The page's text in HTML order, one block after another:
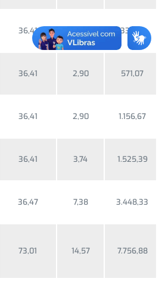
36,41 2,90 332,51
36,41 2,90 571,07
36,41 2,90 1.156,67
36,41 3,74 1.525,39
36,47 7,38 3.448,33
73,01 14,57 7.756,88